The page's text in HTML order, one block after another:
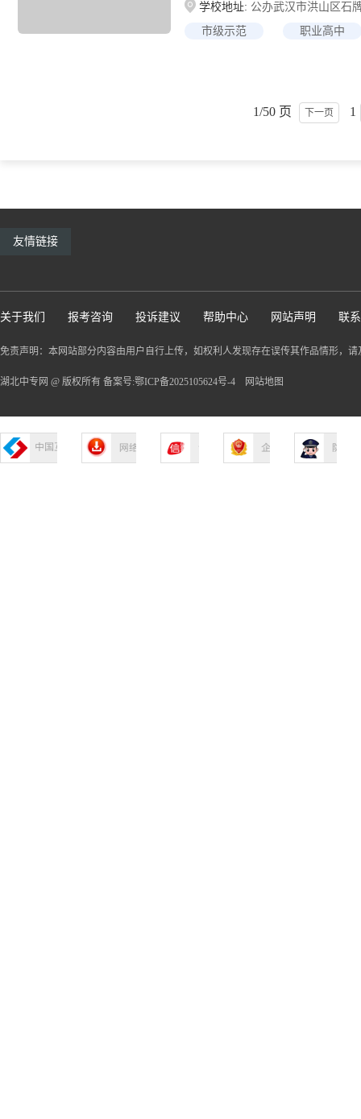
学校地址: 公办武汉市洪山区石
市级示范
职业高中
1/50 页 下一页 1
友情链接
关于我们 报考咨询 投诉建议 帮助中心 网站声明 联
免责声明：本网站部分内容由用户自行上传，如权利人发现存在误传其作品情形，
湖北中专网 @ 版权所有 备案号:鄂ICP备2025105624号-4 网站地图